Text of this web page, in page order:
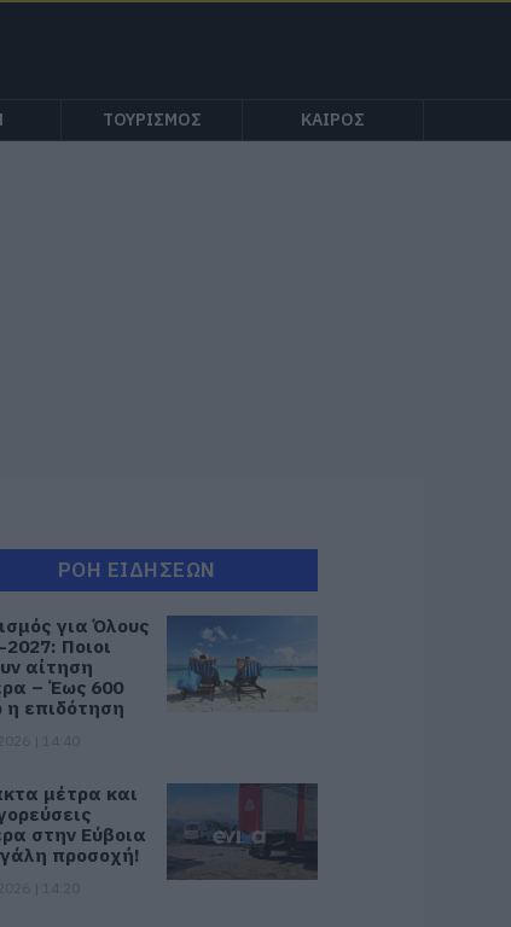
ΤΟΥΡΙΣΜΟΣ ΚΑΙΡΟΣ
ΡΟΗ ΕΙΔΗΣΕΩΝ
για Όλους
2027: Ποιοι
αίτηση
– Έως 600
η επιδότηση
μέτρα και
στην Εύβοια
προσοχή!